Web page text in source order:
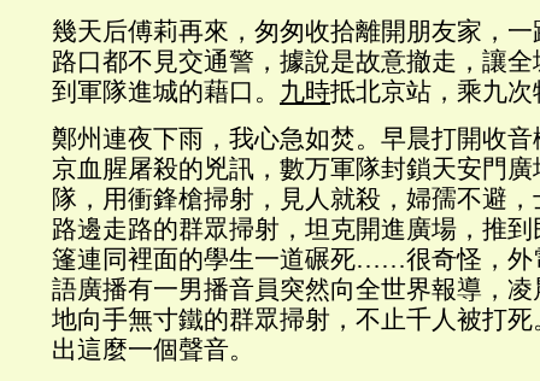
幾天后傅莉再來，匆匆收拾離開朋友家，
路口都不見交通警，據說是故意撤走，讓
到軍隊進城的藉口。 九時抵北京站，乘九
鄭州連夜下雨，我心急如焚。早晨打開收
京血腥屠殺的兇訊，數万軍隊封鎖天安門
隊，用衝鋒槍掃射，見人就殺，婦孺不避
路邊走路的群眾掃射，坦克開進廣場，推
篷連同裡面的學生一道碾死……很奇怪，外
語廣播有一男播音員突然向全世界報導，
地向手無寸鐵的群眾掃射，不止千人被打
出這麼一個聲音。